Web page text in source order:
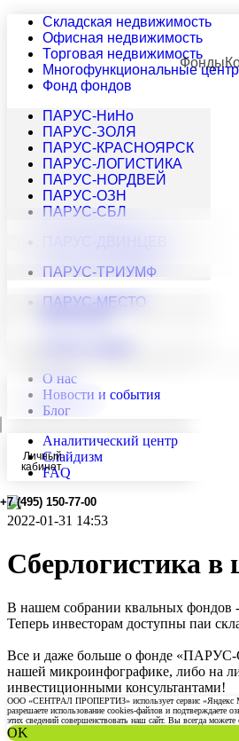
Личный
кабинет
+7 (495) 150-77-00
Фонды
Складская недвижимость
Офисная недвижимость
Торговая недвижимость
Многофункциональные
Фонд фондов
ПАРУС-НиНо
ПАРУС-ЗОЛЯ
ПАРУС-КРАСНОЯРСК
ПАРУС-ЛОГИСТИКА
ПАРУС-НОРДВЕЙ
ПАРУС-ОЗН
ПАРУС-СБЛ
ПАРУС-ТРИУМФ
ПАРУС-МЕСТО
О нас
Новости и события
Блог
Аналитический центр
Слайдизм
FAQ
2022-01-31 14:53
Сберлогистика в
В нашем собрании квальных фондов
Теперь инвесторам доступны паи
Все и даже больше о фонде «ПАРУС-
нашей микроинфографике, либо на
инвестиционными консультантами!
ООО «СЕНТРАЛ ПРОПЕРТИЗ» использует сервис «Яндекс
разрешаете использование cookies-файлов и
этих сведений совершенствовать наш сайт. Вы всегда
OK